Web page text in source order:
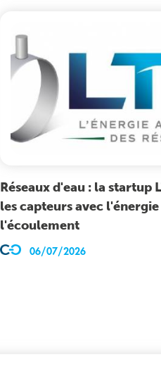
Réseaux d'eau : la startup
les capteurs avec l'énergie
l'écoulement
06/07/2026